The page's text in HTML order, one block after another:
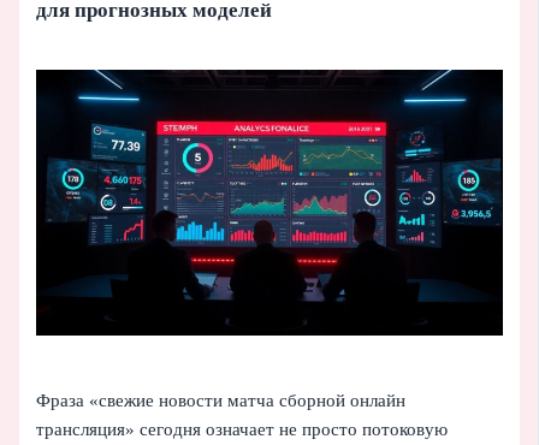
для прогнозных моделей
Фраза «свежие новости матча сборной онлайн
трансляция» сегодня означает не просто потоковую